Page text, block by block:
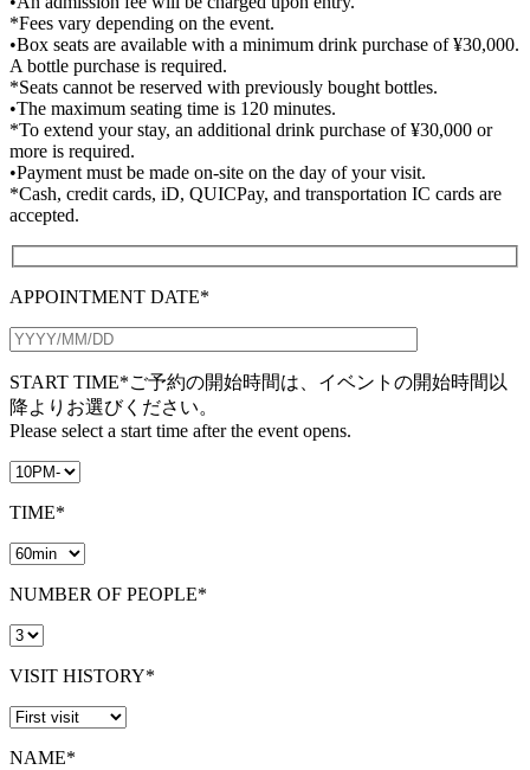
*Fees vary depending on the event.
•Box seats are available with a minimum drink purchase of ¥30,000.
A bottle purchase is required.
*Seats cannot be reserved with previously bought bottles.
•The maximum seating time is 120 minutes.
*To extend your stay, an additional drink purchase of ¥30,000 or
more is required.
•Payment must be made on-site on the day of your visit.
*Cash, credit cards, iD, QUICPay, and transportation IC cards are
accepted.
APPOINTMENT DATE*
START TIME*ご予約の開始時間は、イベントの開始時間以
降よりお選びください。
Please select a start time after the event opens.
TIME*
NUMBER OF PEOPLE*
VISIT HISTORY*
NAME*